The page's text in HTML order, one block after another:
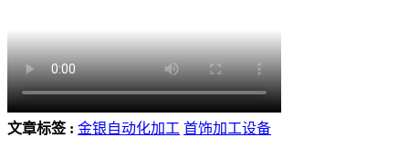
文章标签 : 金银自动化加工 首饰加工设备